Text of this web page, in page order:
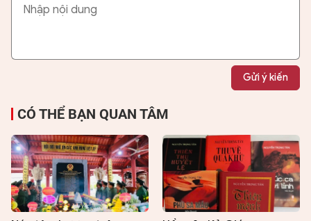
Gửi ý kiến
CÓ THỂ BẠN QUAN TÂM